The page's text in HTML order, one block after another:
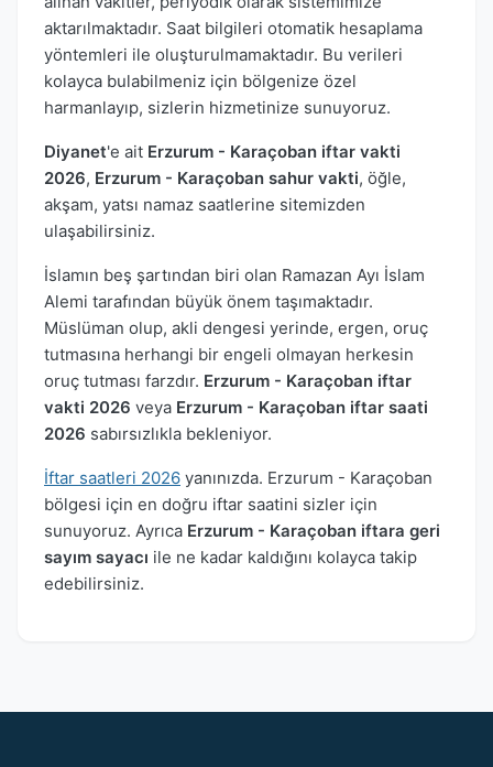
aktarılmaktadır. Saat bilgileri otomatik hesaplama
yöntemleri ile oluşturulmamaktadır. Bu verileri
kolayca bulabilmeniz için bölgenize özel
harmanlayıp, sizlerin hizmetinize sunuyoruz.
Diyanet'e ait Erzurum - Karaçoban iftar vakti
2026, Erzurum - Karaçoban sahur vakti, öğle,
akşam, yatsı namaz saatlerine sitemizden
ulaşabilirsiniz.
İslamın beş şartından biri olan Ramazan Ayı İslam
Alemi tarafından büyük önem taşımaktadır.
Müslüman olup, akli dengesi yerinde, ergen, oruç
tutmasına herhangi bir engeli olmayan herkesin
oruç tutması farzdır. Erzurum - Karaçoban iftar
vakti 2026 veya Erzurum - Karaçoban iftar saati
2026 sabırsızlıkla bekleniyor.
İftar saatleri 2026 yanınızda. Erzurum - Karaçoban
bölgesi için en doğru iftar saatini sizler için
sunuyoruz. Ayrıca Erzurum - Karaçoban iftara geri
sayım sayacı ile ne kadar kaldığını kolayca takip
edebilirsiniz.